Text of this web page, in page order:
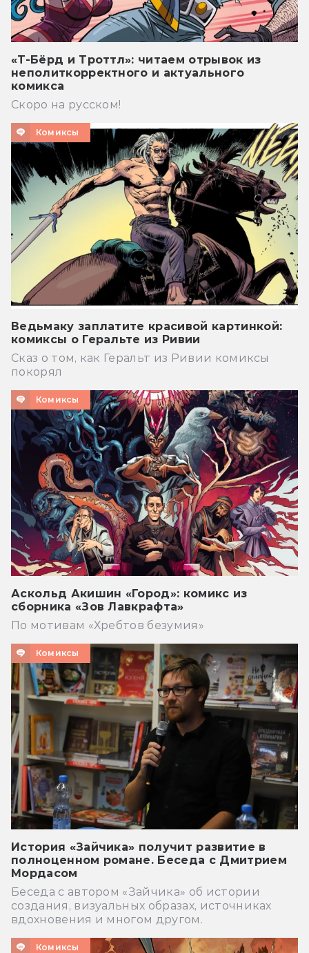
«Т-Бёрд и Троттл»: читаем отрывок из
неполиткорректного и актуального
комикса
Скоро на русском!
Комиксы
Ведьмаку заплатите красивой картинкой:
комиксы о Геральте из Ривии
Сказ о том, как Геральт из Ривии комиксы
покорял
Комиксы
Аскольд Акишин «Город»: комикс из
сборника «Зов Лавкрафта»
По мотивам «Хребтов безумия»
Комиксы
История «Зайчика» получит развитие в
полноценном романе. Беседа с Дмитрием
Мордасом
Беседа с автором «Зайчика» об истории
создания, визуальных образах, источниках
вдохновения и многом другом.
Комиксы